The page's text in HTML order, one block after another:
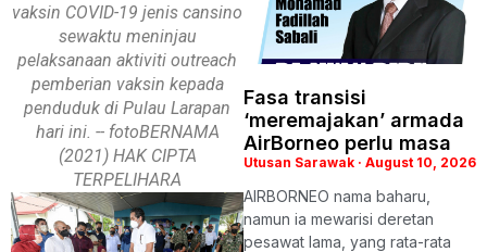
vaksin COVID-19 jenis cansino
sewaktu meninjau
pelaksanaan aktiviti outreach
pemberian vaksin kepada
penduduk di Pulau Larapan
hari ini. -- fotoBERNAMA
(2021) HAK CIPTA
TERPELIHARA
Fasa transisi
‘meremajakan’ armada
AirBorneo perlu masa
Utusan Sarawak August 10, 2026
AIRBORNEO nama baharu,
namun ia mewarisi deretan
pesawat lama, yang rata-rata